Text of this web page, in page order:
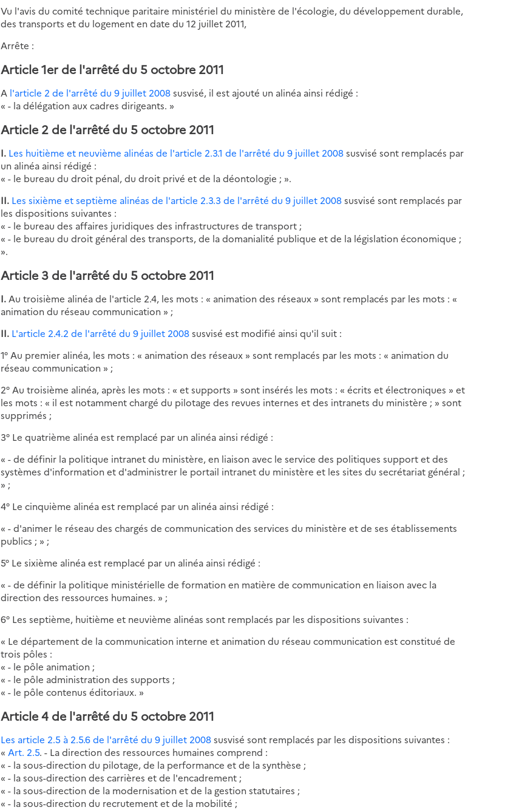
Vu l'avis du comité technique paritaire ministériel du ministère de l'écologie, du développement durable,
des transports et du logement en date du 12 juillet 2011,
Arrête :
Article 1er de l'arrêté du 5 octobre 2011
A l'article 2 de l'arrêté du 9 juillet 2008susvisé, il est ajouté un alinéa ainsi rédigé :
« - la délégation aux cadres dirigeants. »
Article 2 de l'arrêté du 5 octobre 2011
I. Les huitième et neuvième alinéas de l'article 2.3.1 de l'arrêté du 9 juillet 2008susvisé sont remplacés par
un alinéa ainsi rédigé :
« - le bureau du droit pénal, du droit privé et de la déontologie ; ».
II. Les sixième et septième alinéas de l'article 2.3.3 de l'arrêté du 9 juillet 2008susvisé sont remplacés par
les dispositions suivantes :
« - le bureau des affaires juridiques des infrastructures de transport ;
« - le bureau du droit général des transports, de la domanialité publique et de la législation économique ;
».
Article 3 de l'arrêté du 5 octobre 2011
I. Au troisième alinéa de l'article 2.4, les mots : « animation des réseaux » sont remplacés par les mots : «
animation du réseau communication » ;
II. L'article 2.4.2 de l'arrêté du 9 juillet 2008susvisé est modifié ainsi qu'il suit :
1° Au premier alinéa, les mots : « animation des réseaux » sont remplacés par les mots : « animation du
réseau communication » ;
2° Au troisième alinéa, après les mots : « et supports » sont insérés les mots : « écrits et électroniques » et
les mots : « il est notamment chargé du pilotage des revues internes et des intranets du ministère ; » sont
supprimés ;
3° Le quatrième alinéa est remplacé par un alinéa ainsi rédigé :
« - de définir la politique intranet du ministère, en liaison avec le service des politiques support et des
systèmes d'information et d'administrer le portail intranet du ministère et les sites du secrétariat général ;
» ;
4° Le cinquième alinéa est remplacé par un alinéa ainsi rédigé :
« - d'animer le réseau des chargés de communication des services du ministère et de ses établissements
publics ; » ;
5° Le sixième alinéa est remplacé par un alinéa ainsi rédigé :
« - de définir la politique ministérielle de formation en matière de communication en liaison avec la
direction des ressources humaines. » ;
6° Les septième, huitième et neuvième alinéas sont remplacés par les dispositions suivantes :
« Le département de la communication interne et animation du réseau communication est constitué de
trois pôles :
« - le pôle animation ;
« - le pôle administration des supports ;
« - le pôle contenus éditoriaux. »
Article 4 de l'arrêté du 5 octobre 2011
Les article 2.5 à 2.5.6 de l'arrêté du 9 juillet 2008susvisé sont remplacés par les dispositions suivantes :
« Art. 2.5. - La direction des ressources humaines comprend :
« - la sous-direction du pilotage, de la performance et de la synthèse ;
« - la sous-direction des carrières et de l'encadrement ;
« - la sous-direction de la modernisation et de la gestion statutaires ;
« - la sous-direction du recrutement et de la mobilité ;